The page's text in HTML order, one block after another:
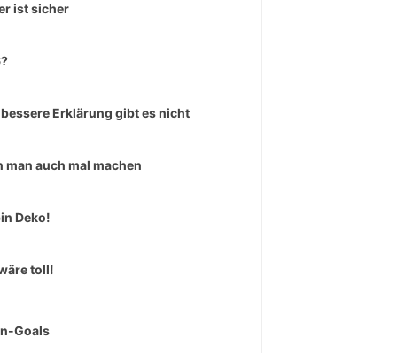
ist sicher
Erklärung gibt es nicht
man auch mal machen
Deko!
toll!
Goals